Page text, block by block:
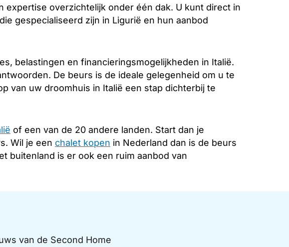
expertise overzichtelijk onder één dak. U kunt direct in
gespecialiseerd zijn in Ligurië en hun aanbod
belastingen en financieringsmogelijkheden in Italië.
De beurs is de ideale gelegenheid om u te
van uw droomhuis in Italië een stap dichterbij te
of een van de 20 andere landen. Start dan je
Wil je een chalet kopen in Nederland dan is de beurs
buitenland is er ook een ruim aanbod van
van de Second Home